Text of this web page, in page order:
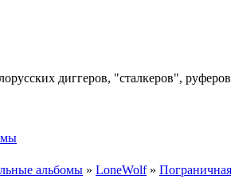
диггеров, "сталкеров",
альбомы » LoneWolf»